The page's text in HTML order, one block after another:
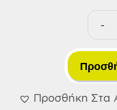
-
Προσθήκη Στα